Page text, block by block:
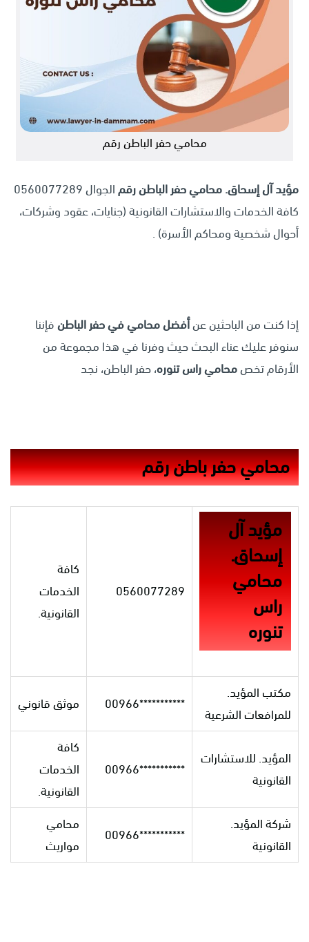
محامي حفر الباطن رقم
مؤيد آل إسحاق.محامي حفر الباطن رقم
الجوال 0560077289
كافة الخدمات والاستشارات القانونية (جنايات، عقود وشركات،
أحوال شخصية ومحاكم الأسرة) .
إذا كنت من الباحثين عنأفضل محامي في حفر الباطنفإننا
سنوفر عليك عناء البحث حيث وفرنا في هذا مجموعة من
الأرقام تخصمحامي راس تنوره، حفر الباطن، نجد
محامي حفر باطن رقم
مؤيد آل
إسحاق.
محامي
راس
تنوره
0560077289
كافة
الخدمات
القانونية.
مكتب المؤيد.
للمرافعات الشرعية
***********00966 موثق قانوني
المؤيد. للاستشارات
القانونية
***********00966
كافة
الخدمات
القانونية.
شركة المؤيد.
القانونية
***********00966
محامي
مواريث